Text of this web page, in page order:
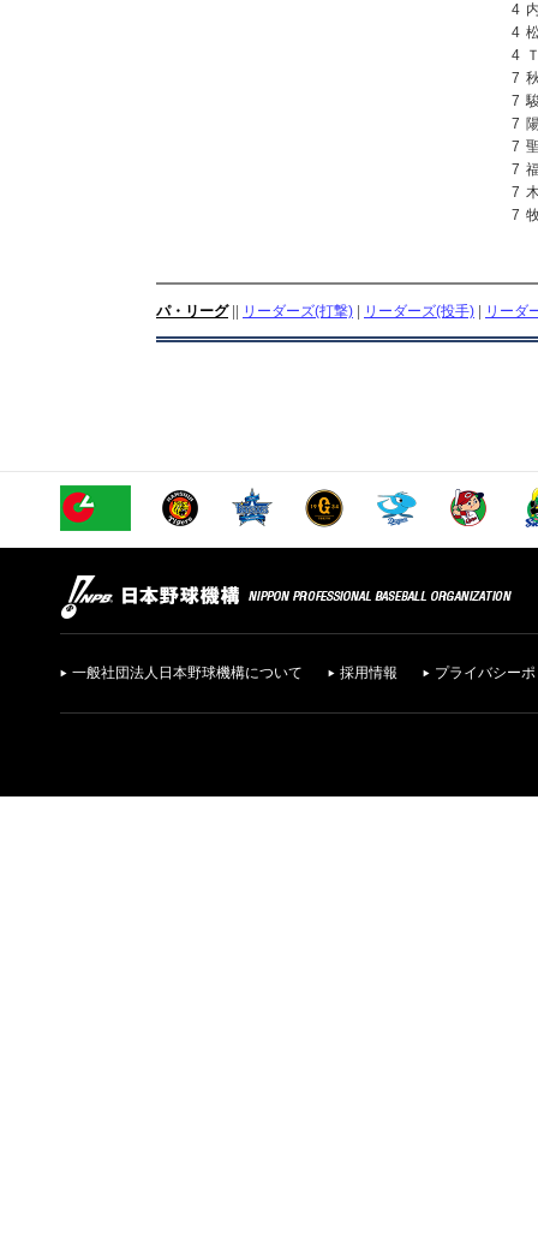
4
4
4
7
7
7
7
7
7
7
パ・リーグ|| リーダーズ(打撃) リーダーズ(投手) リーダ
一般社団法人日本野球機構について 採用情報 プライバシー